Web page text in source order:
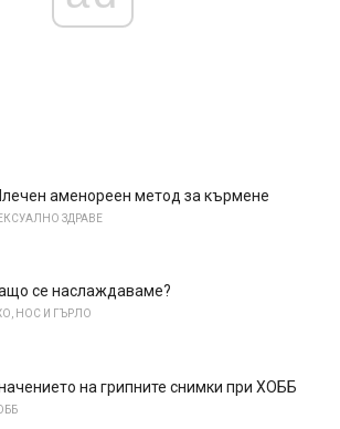
аменореен метод за кърмене
ЗДРАВЕ
се наслаждаваме?
НОС И ГЪРЛО
на грипните снимки при ХОББ